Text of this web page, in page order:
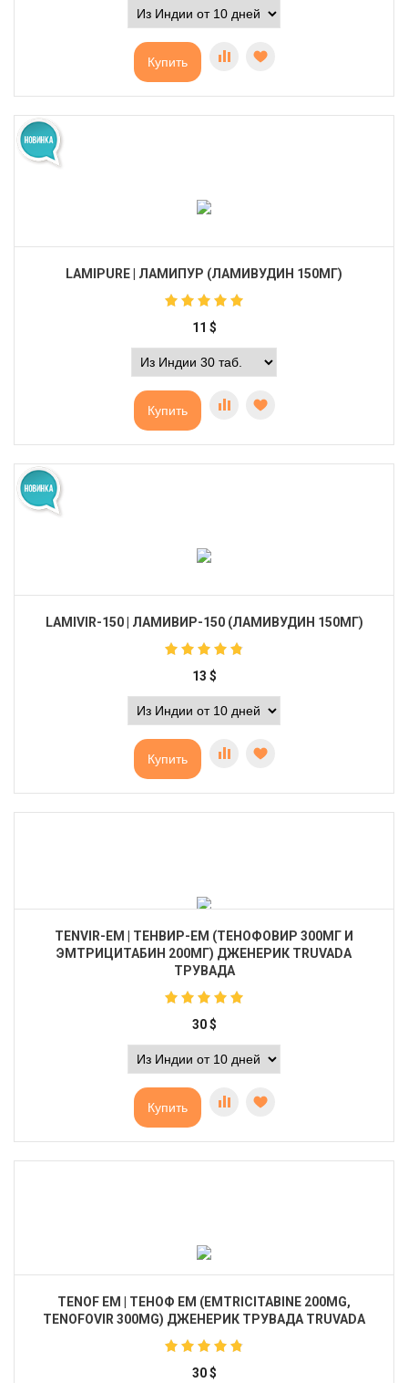
Купить
LAMIPURE | ЛАМИПУР (ЛАМИВУДИН 150МГ)
11 $
Купить
LAMIVIR-150 | ЛАМИВИР-150 (ЛАМИВУДИН 150МГ)
13 $
Купить
TENVIR-EM | ТЕНВИР-ЕМ (ТЕНОФОВИР 300МГ И
ЭМТРИЦИТАБИН 200МГ) ДЖЕНЕРИК TRUVADA
ТРУВАДА
30 $
Купить
TENOF EM | ТЕНОФ ЕМ (EMTRICITABINE 200MG,
TENOFOVIR 300MG) ДЖЕНЕРИК ТРУВАДА TRUVADA
30 $